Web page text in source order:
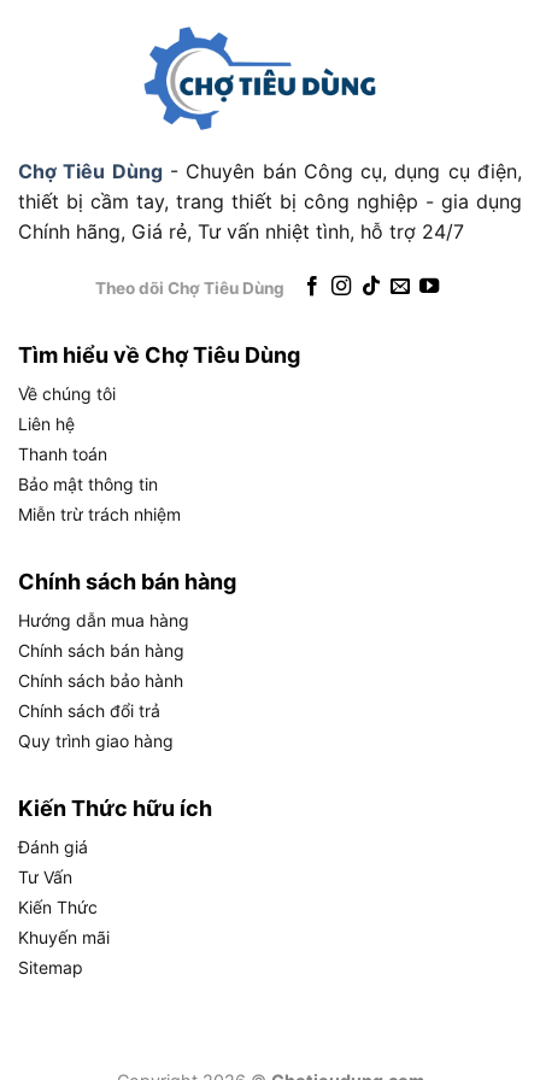
bụi cứng Cyclone của CV-SC230V mang lại nhiều
ưu điểm vượt trội. Cụ thể;
Thứ nhất,không tốn chi phí mua túi
Thứ hai,lực hút không bị suy giảm dần khi bụi
tích tụ trong túi như các dòng máy truyền
thống.
Thứ ba,quá trình đổ bụi nhanh chóng, chỉ cần
tiếp xúc trực tiếp với bụi nhờ cơ chế mở an
Thông Số Kỹ Thuật Chi Tiết Của Máy
Hút Bụi Hitachi CV-SC230V Là Gì?
Máy hút bụi Hitachi CV-SC230V có đầy đủ các
kích thước 422 x 318 x 362 mm, điện áp
220V/50-60Hz và bảo hành 12 tháng
được thiết kế tối ưu cho nhu cầu vệ sinh gia đình
hằng ngày.
Bảng dưới đây tổng hợp toàn bộ thông số kỹ
có cái nhìn tổng quan nhanh trước khi đi vào phân
THÔNG SỐ
Thương hiệu
Mã sản phẩm
Chợ Tiêu Dùng- Chuyên bán Công cụ, dụng cụ điện,
thiết bị cầm tay, trang thiết bị công nghiệp - gia dụng
Chính hãng, Giá rẻ, Tư vấn nhiệt tình, hỗ trợ 24/7
Theo dõi Chợ Tiêu Dùng
Tìm hiểu về Chợ Tiêu Dùng
Về chúng tôi
Liên hệ
Thanh toán
Bảo mật thông tin
Miễn trừ trách nhiệm
Chính sách bán hàng
Hướng dẫn mua hàng
Chính sách bán hàng
Chính sách bảo hành
Chính sách đổi trả
Quy trình giao hàng
Kiến Thức hữu ích
Đánh giá
Tư Vấn
Kiến Thức
Khuyến mãi
Sitemap